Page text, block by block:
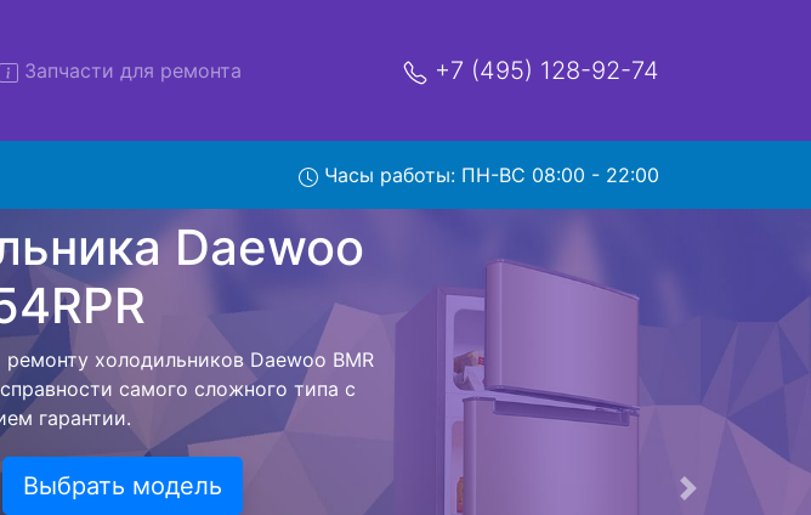
Запчасти для ремонта +7 (495) 128-92-74
Часы работы: ПН-ВС 08:00 - 22:00
не тратил свое время и деньги на
заберет холодильник Daewoo BMR
холодильника Daewoo BMR 154RPR
тем самым Вам не предстоит ожидать
как холодильная техника сдается,
и в дальнейшем фиксируется.
- Доставка холодильников , выезд
и диагностика.
Выбрать модель
Следующая